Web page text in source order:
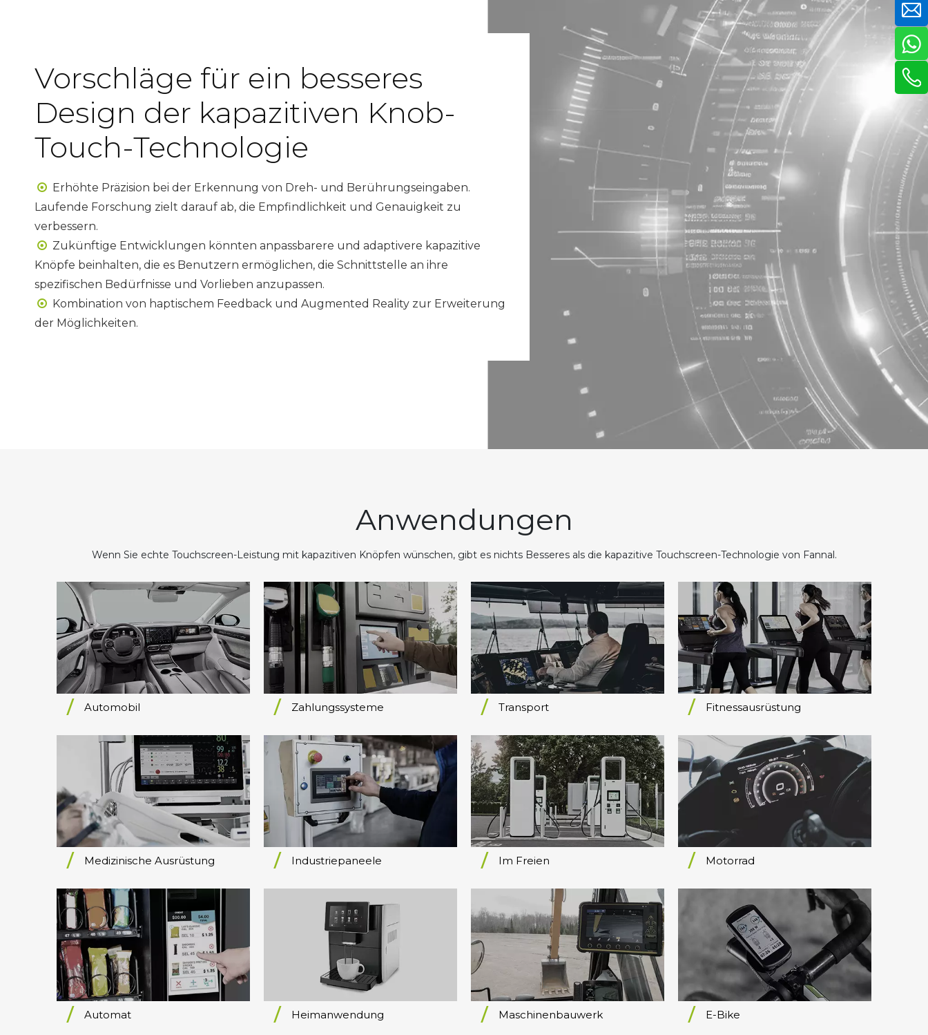
Vorschläge für ein besseres
Design der kapazitiven Knob-
Touch-Technologie

Erhöhte Präzision bei der Erkennung von Dreh- und Berührungseingaben.
Laufende Forschung zielt darauf ab, die Empfindlichkeit und Genauigkeit zu
verbessern.
 Zukünftige Entwicklungen könnten anpassbarere und adaptivere kapazitive
Knöpfe beinhalten, die es Benutzern ermöglichen, die Schnittstelle an ihre
spezifischen Bedürfnisse und Vorlieben anzupassen.

Kombination von haptischem Feedback und Augmented Reality zur Erweiterung
der Möglichkeiten.
Anwendungen
Wenn Sie echte Touchscreen-Leistung mit kapazitiven Knöpfen wünschen, gibt es nichts Besseres als die kapazitive Touchscreen-Technologie von Fannal.​​​​​​​
Automobil Zahlungssysteme Transport Fitnessausrüstung
Medizinische Ausrüstung Industriepaneele Im Freien Motorrad
Automat Heimanwendung Maschinenbauwerk E-Bike